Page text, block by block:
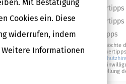
Mit Bestätigung
Cookies ein. Diese
widerrufen, indem
Informationen
Steuertipps
Geldtipps
Ja, ich
von
Meine
Abbestellung